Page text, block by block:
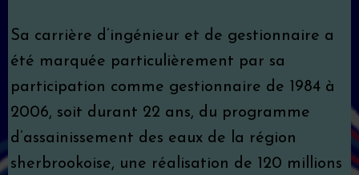
Sa carrière d’ingénieur et de gestionnaire a
été marquée particulièrement par sa
participation comme gestionnaire de 1984 à
2006, soit durant 22 ans, du programme
d’assainissement des eaux de la région
sherbrookoise, une réalisation de 120 millions